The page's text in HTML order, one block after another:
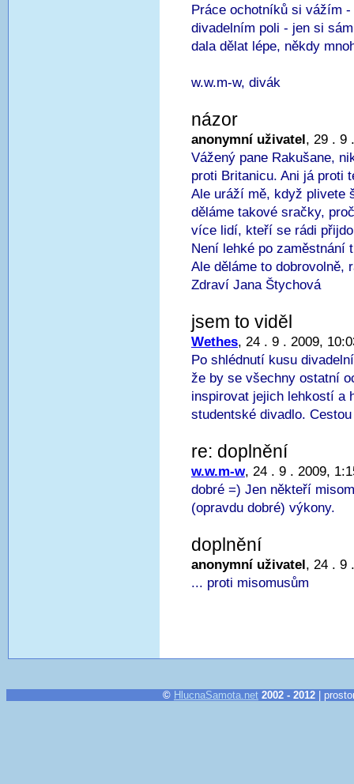
Práce ochotníků si vážím
divadelním poli - jen si
dala dělat lépe, někdy
w.w.m-w, divák
názor
anonymní uživatel, 29 . 9
Vážený pane Rakušane,
proti Britanicu. Ani já proti
Ale uráží mě, když plivete
děláme takové sračky,
více lidí, kteří se rádi
Není lehké po zaměstnání
Ale děláme to dobrovolně,
Zdraví Jana Štychová
jsem to viděl
Wethes, 24 . 9 . 2009,
Po shlédnutí kusu
že by se všechny ostatní
inspirovat jejich lehkostí a
studentské divadlo.
re: doplnění
w.w.m-w, 24 . 9 . 2009,
dobré =) Jen někteří
(opravdu dobré) výkony.
doplnění
anonymní uživatel, 24 . 9
... proti misomusům
© HlucnaSamota.net 2002 - 2012 |